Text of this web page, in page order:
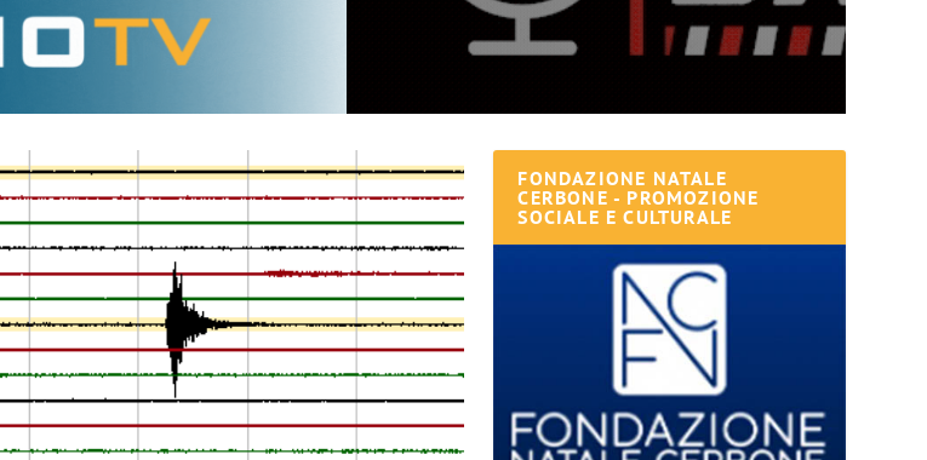
FONDAZIONE NATALE
CERBONE - PROMOZIONE
SOCIALE E CULTURALE